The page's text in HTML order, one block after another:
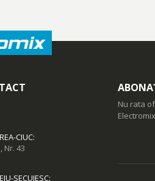
CIUC:
Nr. 43
SECUIESC:
Nu rata